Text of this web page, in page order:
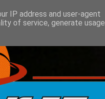
IP address and user-agent
of service, generate usage